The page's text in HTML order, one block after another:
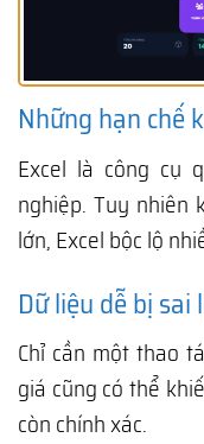
Những hạn chế
Excel là công cụ
nghiệp. Tuy nhiên
lớn, Excel bộc lộ
Dữ liệu dễ bị sai
Chỉ cần một thao
giá cũng có thể
còn chính xác.